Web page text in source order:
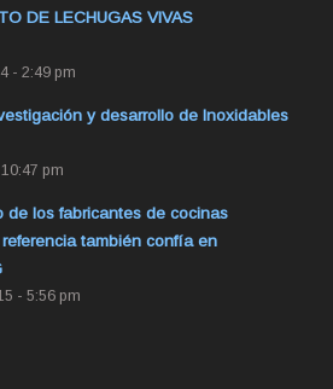
DE LECHUGAS VIVAS
- 2:49 pm
y desarrollo de Inoxidables
pm
de los fabricantes de cocinas
también confía en
- 5:56 pm